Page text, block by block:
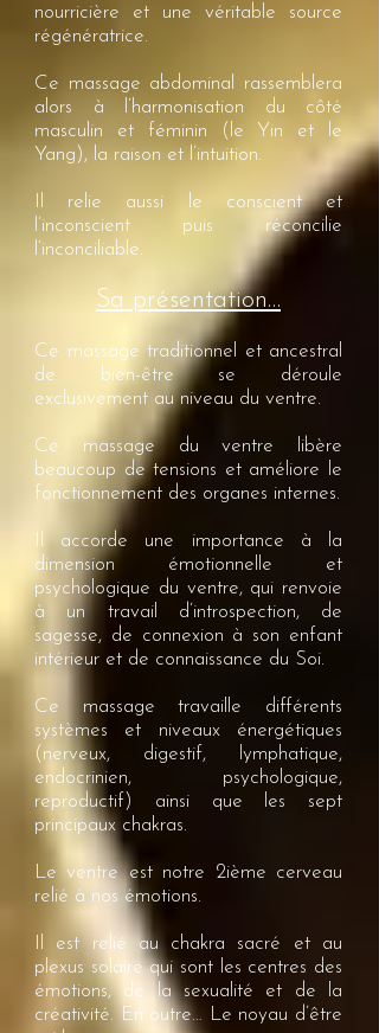
nourricière et une véritable source
régénératrice.
Ce massage abdominal rassemblera
alors à l’harmonisation du côté
masculin et féminin (le Yin et le
Yang), la raison et l’intuition.
Il relie aussi le conscient et
l’inconscient puis réconcilie
l’inconciliable.
Sa présentation…
Ce massage traditionnel et ancestral
de bien-être se déroule
exclusivement au niveau du ventre.
Ce massage du ventre libère
beaucoup de tensions et améliore le
fonctionnement des organes internes.
Il accorde une importance à la
dimension émotionnelle et
psychologique du ventre, qui renvoie
à un travail d’introspection, de
sagesse, de connexion à son enfant
intérieur et de connaissance du Soi.
Ce massage travaille différents
systèmes et niveaux énergétiques
(nerveux, digestif, lymphatique,
endocrinien, psychologique,
reproductif) ainsi que les sept
principaux chakras.
Le ventre est notre 2ième cerveau
relié à nos émotions.
Il est relié au chakra sacré et au
plexus solaire qui sont les centres des
émotions, de la sexualité et de la
créativité. En outre… Le noyau d’être